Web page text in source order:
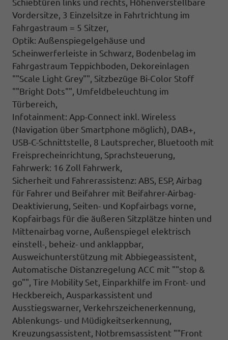
Schiebtüren links und rechts, Höhenverstellbare
Vordersitze, 3 Einzelsitze in Fahrtrichtung im
Fahrgastraum = 5 Sitzer,
Optik: Außenspiegelgehäuse und
Scheinwerferleiste in Schwarz, Bodenbelag im
Fahrgastraum Teppichboden, Dekoreinlagen
""Scale Light Grey"", Sitzbezüge Bi-Color Stoff
""Bright Dots"", Umfeldbeleuchtung im
Türbereich,
Infotainment: App-Connect inkl. Wireless
(Navigation über Smartphone möglich), DAB+,
USB-C-Schnittstelle, 8 Lautsprecher, Bluetooth mit
Freisprecheinrichtung, Sprachsteuerung,
Fahrwerk: 16 Zoll Fahrwerk,
Sicherheit und Fahrerassistenz: ABS, ESP, Airbag
für Fahrer und Beifahrer mit Beifahrer-Airbag-
Deaktivierung, Seiten- und Kopfairbags vorne,
Kopfairbags für die äußeren Sitzplätze hinten und
Mittenairbag vorne, Außenspiegel elektrisch
einstell-, beheiz- und anklappbar,
Ausweichunterstützung mit Abbiegeassistent,
Automatische Distanzregelung ACC mit ""stop &
go"", Tire Mobility Set, Einparkhilfe im Front- und
Heckbereich, Ausparkassistent und
Ausstiegswarner, Verkehrszeichenerkennung,
Ablenkungs- und Müdigkeitserkennung,
Kreuzungsassistent, Notbremsassistent ""Front